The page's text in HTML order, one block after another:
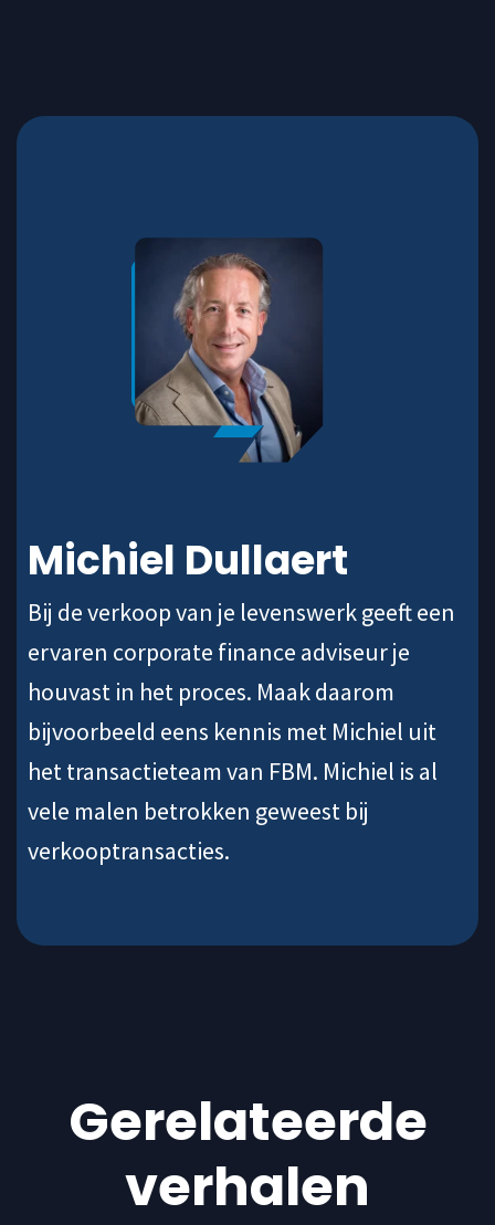
Michiel Dullaert
Bij de verkoop van je levenswerk geeft een
ervaren corporate finance adviseur je
houvast in het proces. Maak daarom
bijvoorbeeld eens kennis met Michiel uit
het transactieteam van FBM. Michiel is al
vele malen betrokken geweest bij
verkooptransacties.
Gerelateerde
verhalen